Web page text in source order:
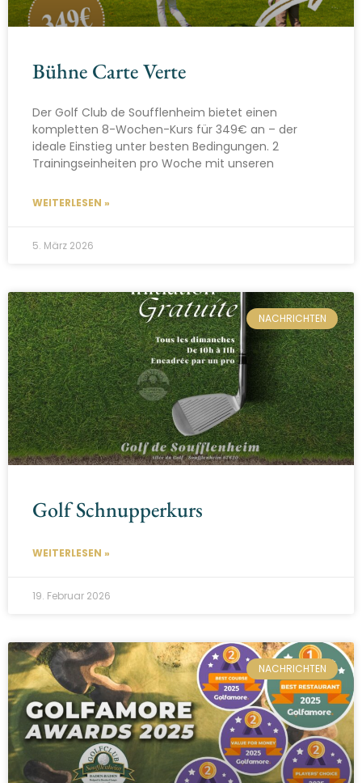
Bühne Carte Verte
Der Golf Club de Soufflenheim bietet einen
kompletten 8-Wochen-Kurs für 349€ an – der
ideale Einstieg unter besten Bedingungen. 2
Trainingseinheiten pro Woche mit unseren
WEITERLESEN »
5. März 2026
NACHRICHTEN
Golf Schnupperkurs
WEITERLESEN »
19. Februar 2026
NACHRICHTEN